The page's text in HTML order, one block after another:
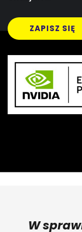
ZAPISZ SIĘ
W